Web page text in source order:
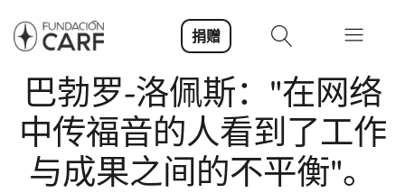
捐赠
巴勃罗-洛佩斯："在网络
中传福音的人看到了工作
与成果之间的不平衡"。